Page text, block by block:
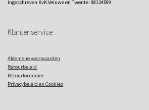
Ingeschreven KvK Veluwe en Twente: 08124599
Klantenservice
Algemene voorwaarden
Retourbeleid
Retourformulier
Privacybeleid en Cookies